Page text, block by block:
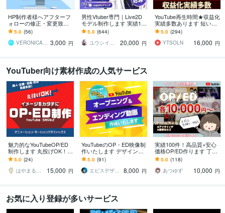
HP制作者様へアフターフ
ォローの修正・変更致し
ます ホームページの修
正・変更・追加等にご利
用ください。
5.0 (56)
VERONICA（ヴェロニカ） 3,000 円
男性Vtuber専門｜Live2D
モデル制作します 実績17
00件以上｜全工程対応・
著作権譲渡込｜初心者も
安心
5.0 (644)
ユウシイ＠Vtuber制作
20,000 円
YouTube再生時間★収益化
実績多数あります 短い動
画の対応可。+1000～400
0時間をご提供いたします
5.0 (294)
YTSOLN
16,000 円
YouTuber向け素材作成の人気サービス
魅力的なYouTubeOP/ED
制作します 丸投げOK！デ
ザインが優れた、高品質
な動画をご提供！
5.0 (24)
はやまるくん【動画・アニメーション制作】
15,000 円
YouTubeのOP・ED映像制
作いたします デザイン業
界のプロがブランドイメ
ージづくりのお手伝い
5.0 (91)
エビスデザイン
8,000 円
実績100件！高品質×安心
価格OP/ED作ります 丁寧
なヒアリングで理想の映
像を形にします！
5.0 (118)
あつゆず
10,000 円
お気に入り登録が多いサービス